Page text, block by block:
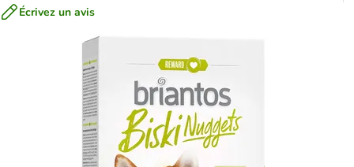
Écrivez un avis